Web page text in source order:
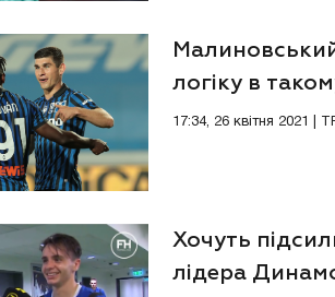
логіку в
17:34, 26 квітня 2021 |
Хочуть
лідера